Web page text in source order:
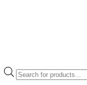
Products
search